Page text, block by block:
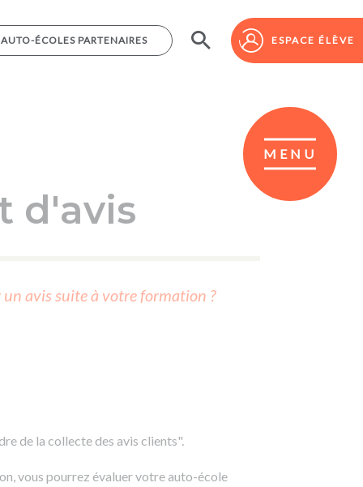
AUTO-ÉCOLES PARTENAIRES ESPACE ÉLÈVE
MENU
AUTO-ÉCOLES PARTENAIRES ESPACE ÉLÈVE
d'avis
avis suite à votre formation ?
de la collecte des avis clients".
vous pourrez évaluer votre auto-école